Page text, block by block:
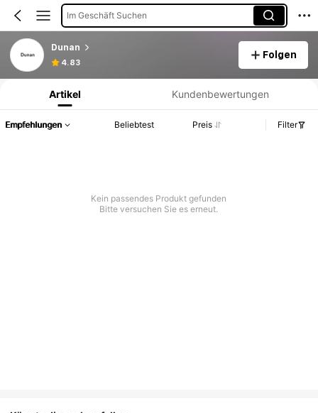
Im Geschäft Suchen
Dunan
4.83
Folgen
Produktinformation: Preisangabe, Verkaufs- und Lagerbestandsdetails.
Artikel Kundenbewertungen
Empfehlungen Beliebtest Preis Filter
Kein passendes Produkt gefunden
Bitte versuchen Sie es erneut.